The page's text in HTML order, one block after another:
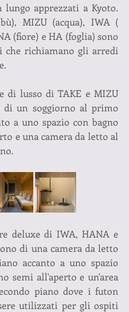
lungo apprezzati a Kyoto.
MIZU (acqua), IWA (
(fiore) e HA (foglia) sono
che richiamano gli arredi
di lusso di TAKE e MIZU
di un soggiorno al primo
a uno spazio con bagno
e una camera da letto al
deluxe di IWA, HANA e
di una camera da letto
accanto a uno spazio
semi all'aperto e un'area
piano dove i futon
utilizzati per gli ospiti